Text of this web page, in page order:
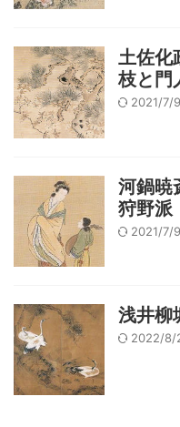
土佐化
枝と門
2021/7/9
河鍋暁
狩野派
2021/7/9
浅井柳
2022/8/